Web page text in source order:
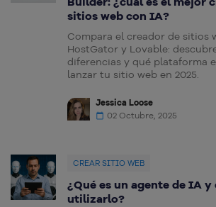
sitios web con IA?
Compara el creador de sitios
HostGator y Lovable:
diferencias y qué plataforma
lanzar tu sitio web en 2025.
Jessica Loose
02 Octubre, 2025
CREAR SITIO WEB
¿Qué es un agente de IA y
utilizarlo?